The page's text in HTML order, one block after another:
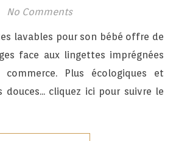
No Comments
face aux lingettes imprégnées
Plus écologiques et
douces... cliquez ici pour suivre le